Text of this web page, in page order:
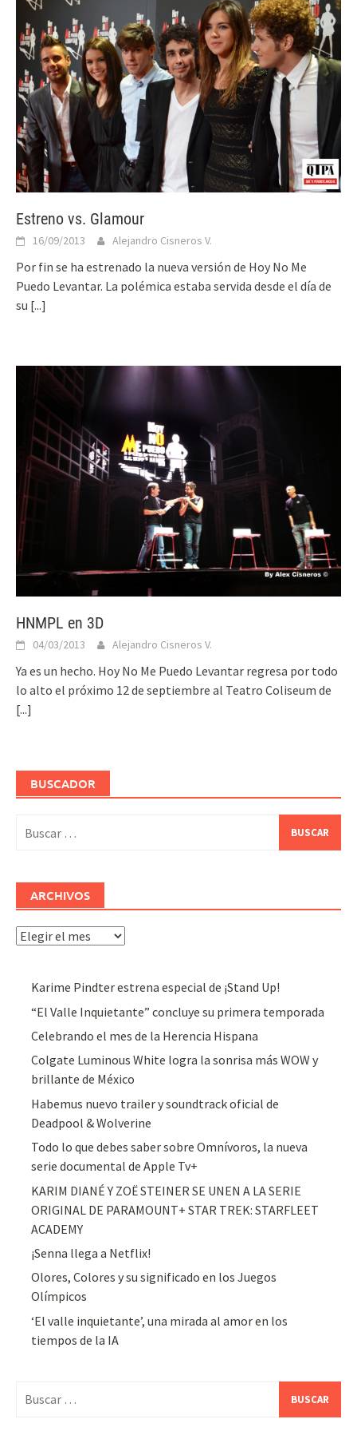
Estreno vs. Glamour
16/09/2013 Alejandro Cisneros V.
Por fin se ha estrenado la nueva versión de Hoy No Me
Puedo Levantar. La polémica estaba servida desde el día de
su [...]
HNMPL en 3D
04/03/2013 Alejandro Cisneros V.
Ya es un hecho. Hoy No Me Puedo Levantar regresa por todo
lo alto el próximo 12 de septiembre al Teatro Coliseum de
[...]
BUSCADOR
ARCHIVOS
Archivos
Karime Pindter estrena especial de ¡Stand Up!
“El Valle Inquietante” concluye su primera temporada
Celebrando el mes de la Herencia Hispana
Colgate Luminous White logra la sonrisa más WOW y
brillante de México
Habemus nuevo trailer y soundtrack oficial de
Deadpool & Wolverine
Todo lo que debes saber sobre Omnívoros, la nueva
serie documental de Apple Tv+
KARIM DIANÉ Y ZOË STEINER SE UNEN A LA SERIE
ORIGINAL DE PARAMOUNT+ STAR TREK: STARFLEET
ACADEMY
¡Senna llega a Netflix!
Olores, Colores y su significado en los Juegos
Olímpicos
‘El valle inquietante’, una mirada al amor en los
tiempos de la IA